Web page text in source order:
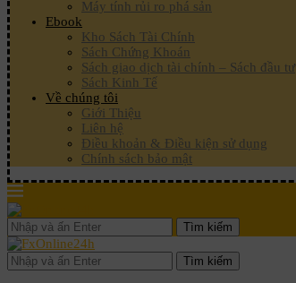
Máy tính rủi ro phá sản
Ebook
Kho Sách Tài Chính
Sách Chứng Khoán
Sách giao dịch tài chính – Sách đầu tư
Sách Kinh Tế
Về chúng tôi
Giới Thiệu
Liên hệ
Điều khoản & Điều kiện sử dụng
Chính sách bảo mật
Tìm kiếm
Tìm kiếm